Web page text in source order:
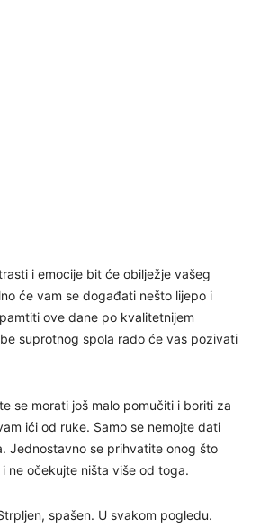
i emocije bit će obilježje vašeg
će vam se događati nešto lijepo i
ove dane po kvalitetnijem
suprotnog spola rado će vas pozivati
se morati još malo pomučiti i boriti za
ići od ruke. Samo se nemojte dati
Jednostavno se prihvatite onog što
ne očekujte ništa više od toga.
spašen. U svakom pogledu.